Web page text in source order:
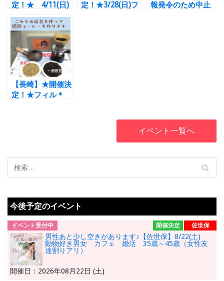
定！★ 4/11(日)
フィル＊体験型イ
ベント 古民家貸
切でミニ枯山水を
作ろう 男女とも
35～49才
定！★3/28(日)フ
報発令のため中止
【長崎】★開催決
定！★フィル＊
イベント一覧へ
今後予定のイベント
イベント受付中 開催決定 佐世保
男性あと少し空きがあります♪【佐世保】8/22(土)
動物好き男女 カフェ 婚活 35歳～45歳（女性友
達割りアリ）
開催日：2026年08月22日 (土)